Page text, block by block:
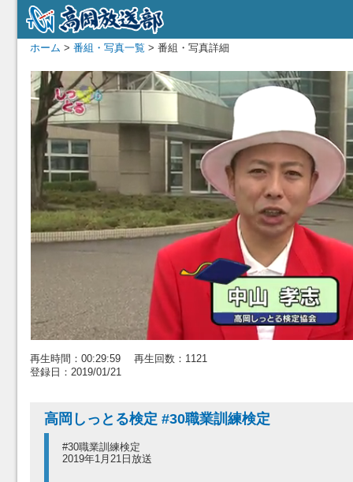
ホーム > 番組・写真一覧 > 番組・写真詳細
再生時間：00:29:59 再生回数：1121
登録日：2019/01/21
高岡しっとる検定 #30職業訓練検定
#30職業訓練検定
2019年1月21日放送